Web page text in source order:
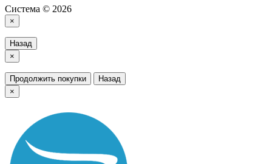
Система © 2026
×
Назад
×
Продолжить покупки
Назад
×